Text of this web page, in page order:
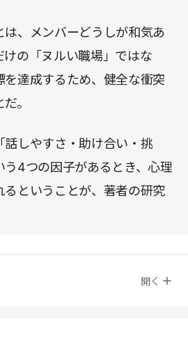
、メンバーどうしが和気あ
けの「ヌルい職場」ではな
を達成するため、健全な衝突
。
話しやすさ・助け合い・挑
う4つの因子があるとき、心理
るということが、著者の研究
開く